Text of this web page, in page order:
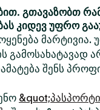
გთავაზობთ
კიდევ უფრო
გამოსახატავად
შენს